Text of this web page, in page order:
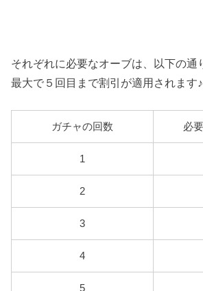
それぞれに必要なオーブは、以下の通
最大で５回目まで割引が適用されます♪
ガチャの回数 必
1
2
3
4
5